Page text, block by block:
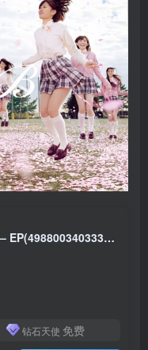
AKB48 – 桜の木になろう (Type-A) – EP(4988003403331)【16bit／44.1kHz】日本区
钻石天使 免费